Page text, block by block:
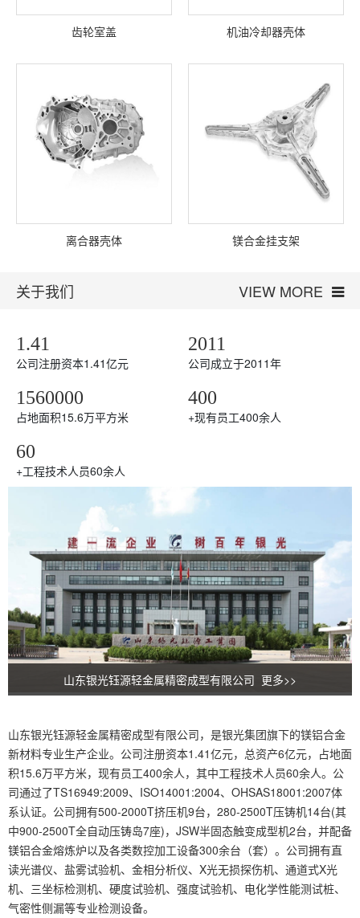
齿轮室盖 机油冷却器壳体
离合器壳体 镁合金挂支架
关于我们 VIEW MORE
1.41
公司注册资本1.41亿元
2011
公司成立于2011年
1560000
占地面积15.6万平方米
400
+现有员工400余人
60
+工程技术人员60余人
山东银光钰源轻金属精密成型有限公司 更多>>
山东银光钰源轻金属精密成型有限公司，是银光集团旗下的镁铝合金
新材料专业生产企业。公司注册资本1.41亿元，总资产6亿元，占地面
积15.6万平方米，现有员工400余人，其中工程技术人员60余人。公
司通过了TS16949:2009、ISO14001:2004、OHSAS18001:2007体
系认证。公司拥有500-2000T挤压机9台，280-2500T压铸机14台(其
中900-2500T全自动压铸岛7座)，JSW半固态触变成型机2台，并配备
镁铝合金熔炼炉以及各类数控加工设备300余台（套）。公司拥有直
读光谱仪、盐雾试验机、金相分析仪、X光无损探伤机、通道式X光
机、三坐标检测机、硬度试验机、强度试验机、电化学性能测试桩、
气密性侧漏等专业检测设备。